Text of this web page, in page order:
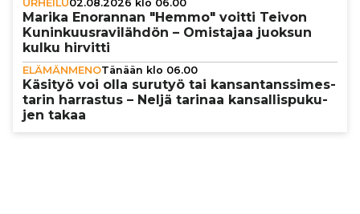
URHEILU02.08.2026 klo 06.00
Marika Enorannan "Hemmo" voitti Teivon
Kunin­kuus­ra­vi­läh­dön – Omistajaa juoksun
kulku hirvitti
ELÄMÄNMENOTänään klo 06.00
Käsityö voi olla surutyö tai kan­san­tans­si­mes­
ta­rin harrastus – Neljä tarinaa kan­sal­lis­pu­ku­
jen takaa